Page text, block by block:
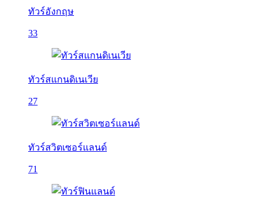
ทัวร์อังกฤษ
33
ทัวร์สแกนดิเนเวีย
27
ทัวร์สวิตเซอร์แลนด์
71